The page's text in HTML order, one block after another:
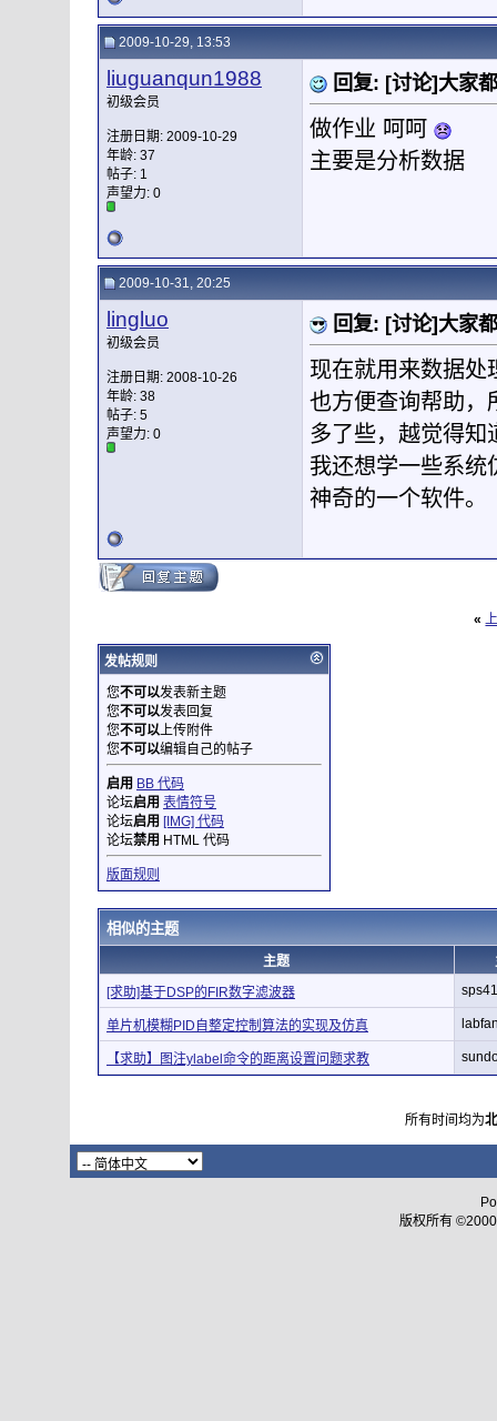
2009-10-29, 13:53
liuguanqun1988
初级会员
注册日期: 2009-10-29
年龄: 37
帖子: 1
声望力: 0
回复: [讨论]大家
做作业 呵呵
主要是分析数据
2009-10-31, 20:25
lingluo
初级会员
注册日期: 2008-10-26
年龄: 38
帖子: 5
声望力: 0
回复: [讨论]大家
现在就用来数据处
也方便查询帮助，
多了些，越觉得知
我还想学一些系
神奇的一个软件。
«
发帖规则
您不可以发表新主题
您不可以发表回复
您不可以上传附件
您不可以编辑自己的帖子
启用 BB 代码
论坛启用 表情符号
论坛启用 [IMG] 代码
论坛禁用 HTML 代码
版面规则
相似的主题
主题
[求助]基于DSP的FIR数字滤波器
单片机模糊PID自整定控制算法的实现及仿真
【求助】图注ylabel命令的距离设置问题求教
所有时间均为
版权所有